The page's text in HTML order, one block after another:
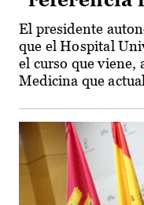
El presidente
que el Hospital
el curso que viene,
Medicina que